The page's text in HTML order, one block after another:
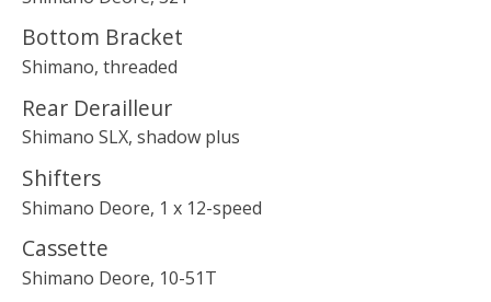
Bottom Bracket
Shimano, threaded
Rear Derailleur
Shimano SLX, shadow plus
Shifters
Shimano Deore, 1 x 12-speed
Cassette
Shimano Deore, 10-51T